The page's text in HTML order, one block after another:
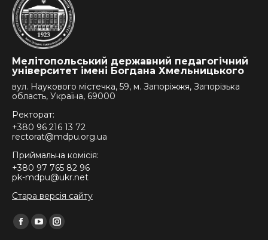
Мелітопольський державний педагогічний
університет імені Богдана Хмельницького
вул. Наукового містечка, 59, м. Запоріжжя, Запорізька
область, Україна, 69000
Ректорат:
+380 96 216 13 72
rectorat@mdpu.org.ua
Приймальна комісія:
+380 97 765 82 96
pk-mdpu@ukr.net
Стара версія сайту
Find us on:
Facebook
YouTubeInstagram